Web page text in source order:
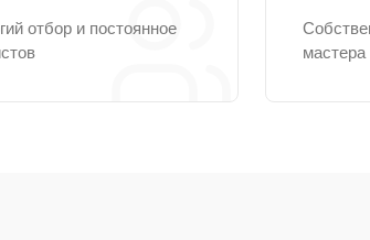
отбор и постоянное